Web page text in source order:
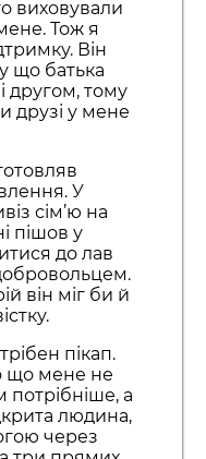
виховували
Тож я
Він
що батька
другом, тому
друзі у мене
У
сім’ю на
пішов у
до лав
він міг би й
пікап.
що мене не
а
людина,
через